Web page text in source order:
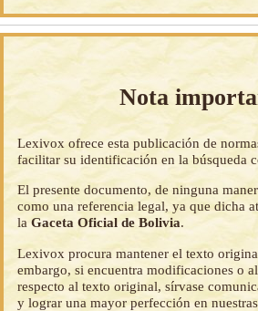
Nota
Lexivox ofrece esta publicación de
facilitar su identificación en la búsqueda
El presente documento, de ninguna
como una referencia legal, ya que dicha
laGaceta Oficial de Bolivia.
Lexivox procura mantener el texto
embargo, si encuentra modificaciones o
respecto al texto original, sírvase
y lograr una mayor perfección en